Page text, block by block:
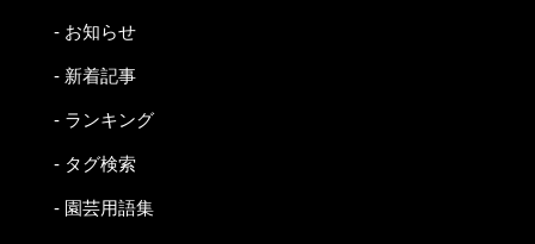
- お知らせ
- 新着記事
- ランキング
- タグ検索
- 園芸用語集